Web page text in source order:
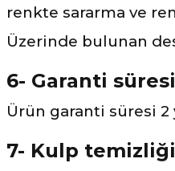
renkte sararma ve
Üzerinde bulunan
6- Garanti
Ürün garanti süresi 2
7- Kulp temizliği